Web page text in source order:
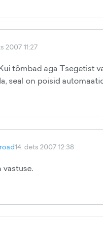
2007 11:27
tõmbad aga Tsegetist
seal on poisid
14. dets 2007 12:38
vastuse.